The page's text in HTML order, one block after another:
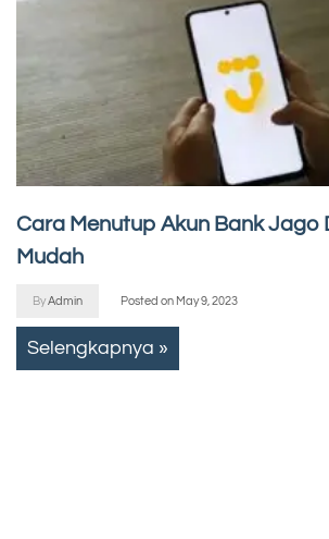
Cara Menutup Akun Bank Jago
Mudah
ByAdmin Posted on May 9, 2023
Selengkapnya »